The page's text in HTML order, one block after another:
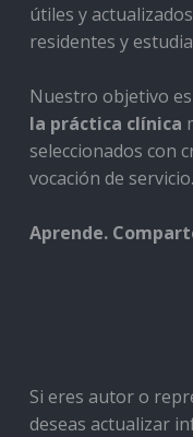
útiles y
residentes y
Nuestro objetivo es
la práctica clínica
seleccionados con
vocación de servicio.
Aprende.
Si eres autor o
deseas actualizar